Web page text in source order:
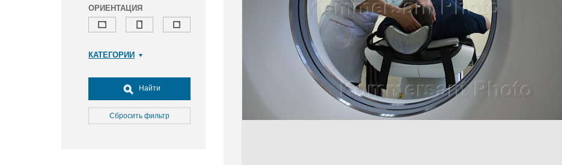
ОРИЕНТАЦИЯ
КАТЕГОРИИ
Досуг, туризм и отдых
Культура
Медицина
Найти
Сбросить фильтр